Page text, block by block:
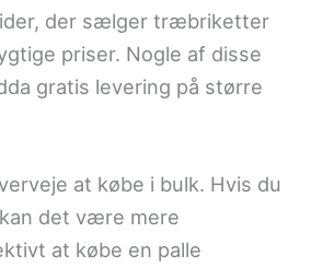
der sælger træbriketter
priser. Nogle af disse
gratis levering på større
at købe i bulk. Hvis du
det være mere
at købe en palle